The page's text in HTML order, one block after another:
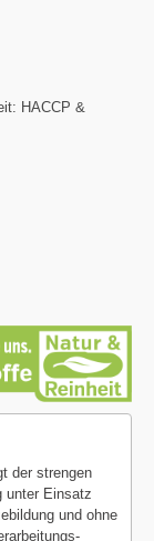
HACCP &
der strengen
unter Einsatz
und ohne